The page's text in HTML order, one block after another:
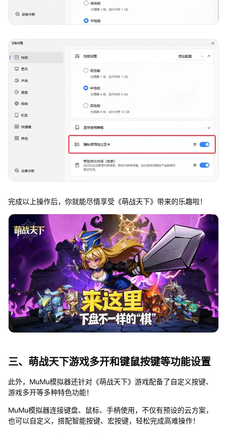
完成以上操作后，你就能尽情享受《萌战天下》带来的乐趣啦！
三、萌战天下游戏多开和键鼠按键等功能设置
此外，MuMu模拟器还针对《萌战天下》游戏配备了自定义按键、
游戏多开等多种特色功能！
MuMu模拟器连接键盘、鼠标、手柄使用，不仅有预设的云方案，
也可以自定义，搭配智能按键、宏按键，轻松完成高难操作！